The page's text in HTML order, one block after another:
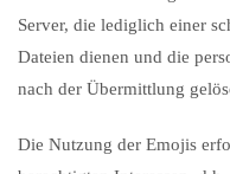
Server, die lediglich einer
Dateien dienen und die
nach der Übermittlung
Die Nutzung der Emojis